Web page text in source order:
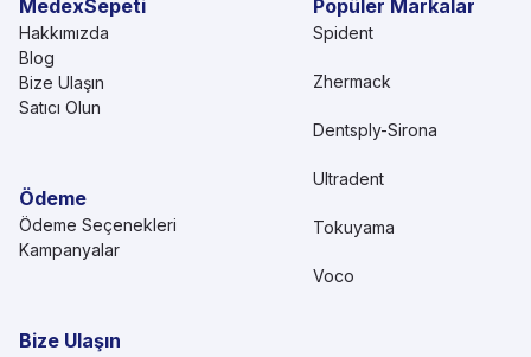
MedexSepeti
Hakkımızda
Blog
Bize Ulaşın
Satıcı Olun
Ödeme
Ödeme Seçenekleri
Kampanyalar
Popüler Markalar
Spident
Zhermack
Dentsply-Sirona
Ultradent
Tokuyama
Voco
Bize Ulaşın